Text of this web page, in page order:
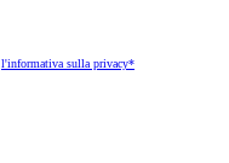
l'informativa sulla privacy*